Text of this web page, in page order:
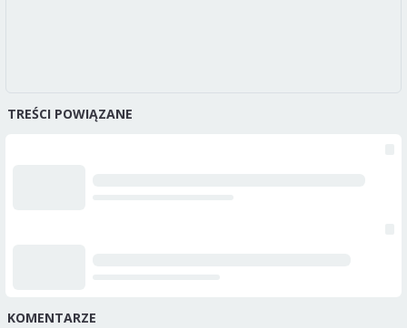
TREŚCI POWIĄZANE
KOMENTARZE